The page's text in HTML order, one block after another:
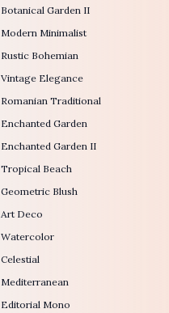
Botanical Garden II
Modern Minimalist
Rustic Bohemian
Vintage Elegance
Romanian Traditional
Enchanted Garden
Enchanted Garden II
Tropical Beach
Geometric Blush
Art Deco
Watercolor
Celestial
Mediterranean
Editorial Mono